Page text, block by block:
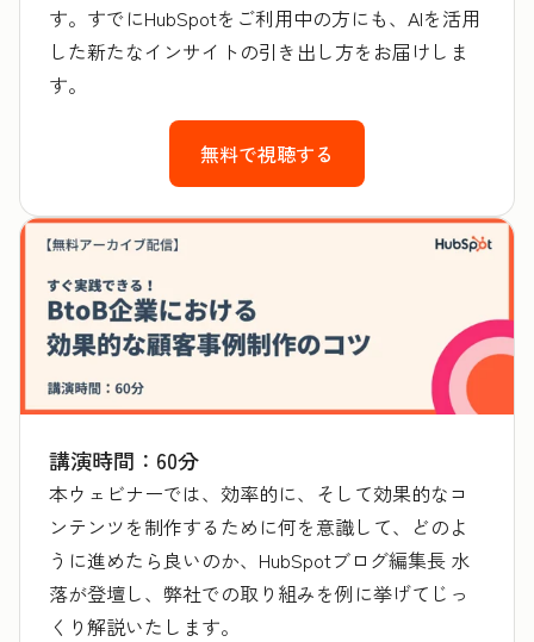
す。すでにHubSpotをご利用中の方にも、AIを活用
した新たなインサイトの引き出し方をお届けしま
す。
無料で視聴する
講演時間：60分
本ウェビナーでは、効率的に、そして効果的なコ
ンテンツを制作するために何を意識して、どのよ
うに進めたら良いのか、HubSpotブログ編集長 水
落が登壇し、弊社での取り組みを例に挙げてじっ
くり解説いたします。